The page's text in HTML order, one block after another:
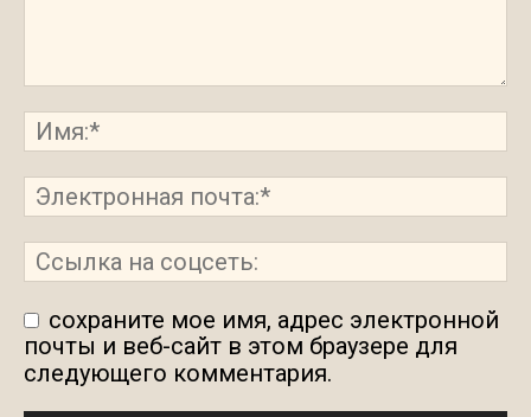
сохраните мое имя, адрес электронной
почты и веб-сайт в этом браузере для
следующего комментария.